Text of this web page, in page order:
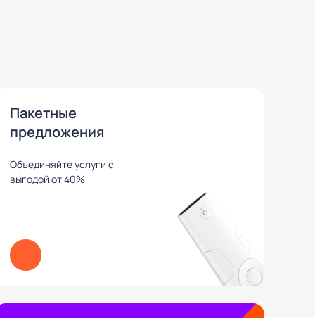
Пакетные
предложения
Объединяйте услуги с
выгодой от 40%